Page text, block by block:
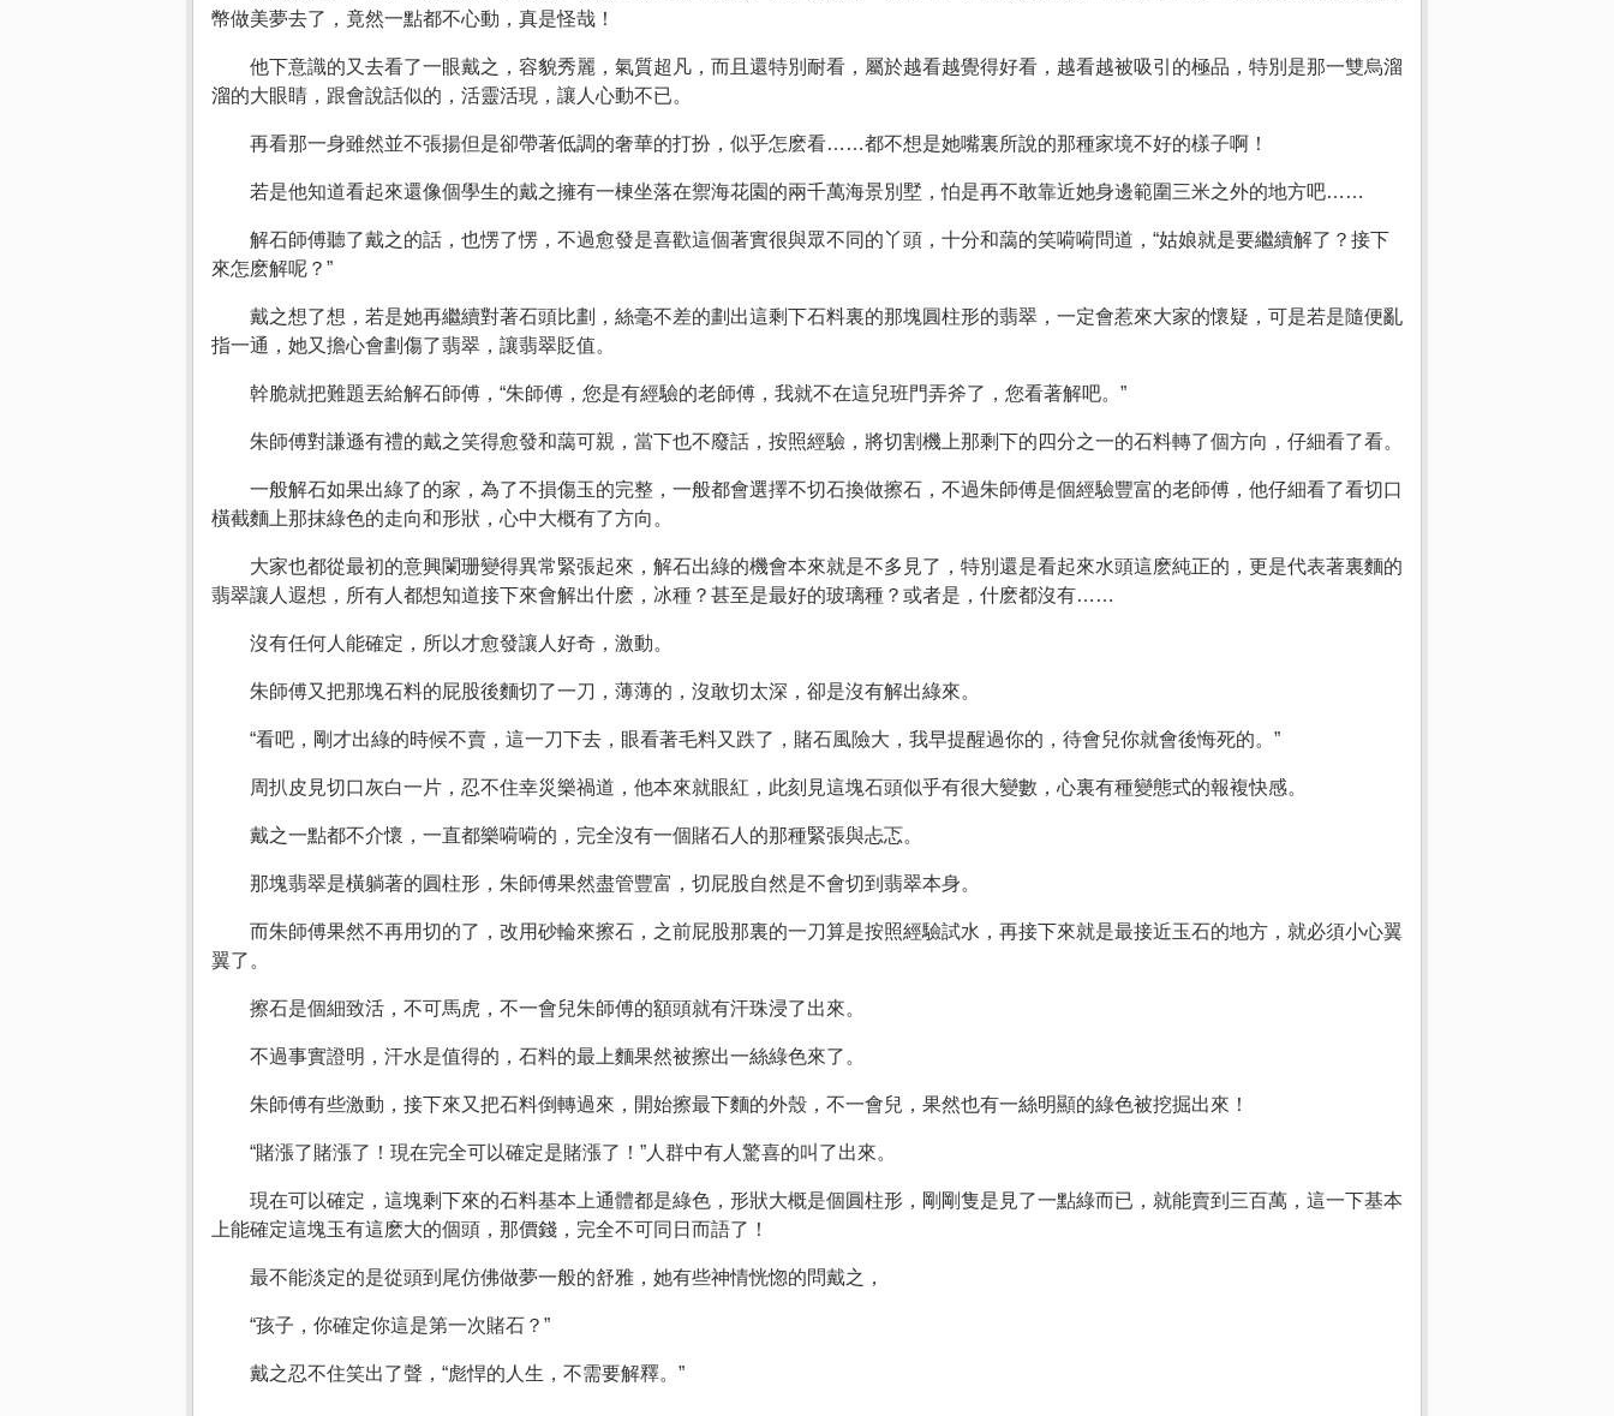
幣做美夢去了，竟然一點都不心動，真是怪哉！
他下意識的又去看了一眼戴之，容貌秀麗，氣質超凡，而且還特別耐看，屬於越看越覺得好看，越看越被吸引的極品，特別是那一雙烏溜
溜的大眼睛，跟會說話似的，活靈活現，讓人心動不已。
再看那一身雖然並不張揚但是卻帶著低調的奢華的打扮，似乎怎麽看……都不想是她嘴裏所說的那種家境不好的樣子啊！
若是他知道看起來還像個學生的戴之擁有一棟坐落在禦海花園的兩千萬海景別墅，怕是再不敢靠近她身邊範圍三米之外的地方吧……
解石師傅聽了戴之的話，也愣了愣，不過愈發是喜歡這個著實很與眾不同的丫頭，十分和藹的笑嗬嗬問道，“姑娘就是要繼續解了？接下
來怎麽解呢？”
戴之想了想，若是她再繼續對著石頭比劃，絲毫不差的劃出這剩下石料裏的那塊圓柱形的翡翠，一定會惹來大家的懷疑，可是若是隨便亂
指一通，她又擔心會劃傷了翡翠，讓翡翠貶值。
幹脆就把難題丟給解石師傅，“朱師傅，您是有經驗的老師傅，我就不在這兒班門弄斧了，您看著解吧。”
朱師傅對謙遜有禮的戴之笑得愈發和藹可親，當下也不廢話，按照經驗，將切割機上那剩下的四分之一的石料轉了個方向，仔細看了看。
一般解石如果出綠了的家，為了不損傷玉的完整，一般都會選擇不切石換做擦石，不過朱師傅是個經驗豐富的老師傅，他仔細看了看切口
橫截麵上那抹綠色的走向和形狀，心中大概有了方向。
大家也都從最初的意興闌珊變得異常緊張起來，解石出綠的機會本來就是不多見了，特別還是看起來水頭這麽純正的，更是代表著裏麵的
翡翠讓人遐想，所有人都想知道接下來會解出什麽，冰種？甚至是最好的玻璃種？或者是，什麽都沒有……
沒有任何人能確定，所以才愈發讓人好奇，激動。
朱師傅又把那塊石料的屁股後麵切了一刀，薄薄的，沒敢切太深，卻是沒有解出綠來。
“看吧，剛才出綠的時候不賣，這一刀下去，眼看著毛料又跌了，賭石風險大，我早提醒過你的，待會兒你就會後悔死的。”
周扒皮見切口灰白一片，忍不住幸災樂禍道，他本來就眼紅，此刻見這塊石頭似乎有很大變數，心裏有種變態式的報複快感。
戴之一點都不介懷，一直都樂嗬嗬的，完全沒有一個賭石人的那種緊張與忐忑。
那塊翡翠是橫躺著的圓柱形，朱師傅果然盡管豐富，切屁股自然是不會切到翡翠本身。
而朱師傅果然不再用切的了，改用砂輪來擦石，之前屁股那裏的一刀算是按照經驗試水，再接下來就是最接近玉石的地方，就必須小心翼
翼了。
擦石是個細致活，不可馬虎，不一會兒朱師傅的額頭就有汗珠浸了出來。
不過事實證明，汗水是值得的，石料的最上麵果然被擦出一絲綠色來了。
朱師傅有些激動，接下來又把石料倒轉過來，開始擦最下麵的外殼，不一會兒，果然也有一絲明顯的綠色被挖掘出來！
“賭漲了賭漲了！現在完全可以確定是賭漲了！”人群中有人驚喜的叫了出來。
現在可以確定，這塊剩下來的石料基本上通體都是綠色，形狀大概是個圓柱形，剛剛隻是見了一點綠而已，就能賣到三百萬，這一下基本
上能確定這塊玉有這麽大的個頭，那價錢，完全不可同日而語了！
最不能淡定的是從頭到尾仿佛做夢一般的舒雅，她有些神情恍惚的問戴之，
“孩子，你確定你這是第一次賭石？”
戴之忍不住笑出了聲，“彪悍的人生，不需要解釋。”